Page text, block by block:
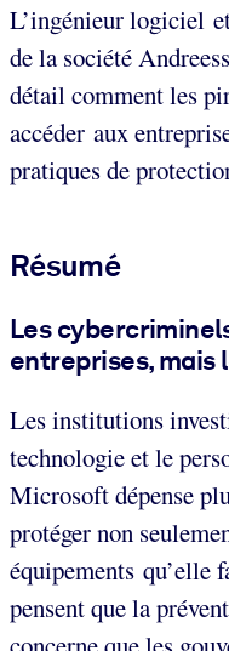
L’ingénieur logiciel
de la société
détail comment les
accéder aux
pratiques de
Résumé
Les
entreprises, mais
Les institutions
technologie et le
Microsoft dépense
protéger non
équipements qu’elle
pensent que la